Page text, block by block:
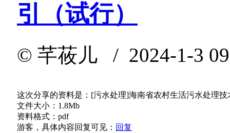
引（试行）
© 芊莜儿 / 2024-1-3
这次分享的资料是：[污水处理]海南省农村生活污水处理技
文件大小：1.8Mb
资料格式：pdf
游客，具体内容回复可见： 回复